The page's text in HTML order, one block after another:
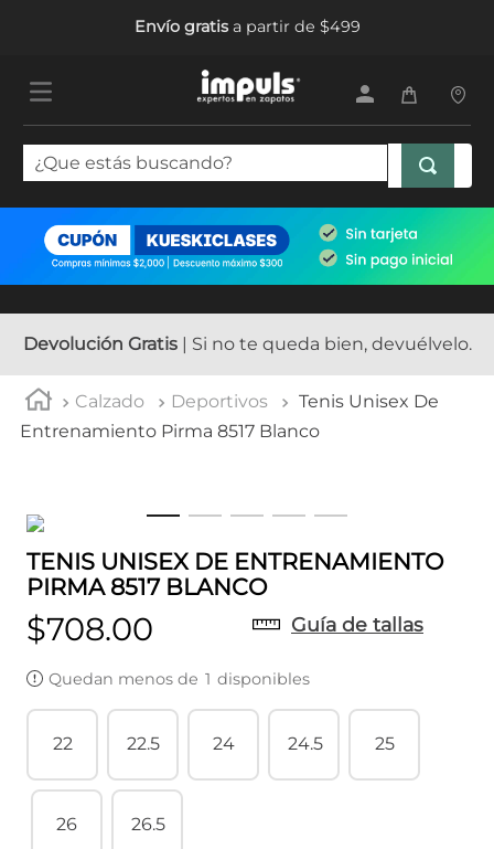
Envío gratisa partir de $499
¿Que estás buscando?
Devolución Gratis| Si no te queda bien, devuélvelo.
Calzado Deportivos
Tenis Unisex De
Entrenamiento Pirma 8517 Blanco
TENIS UNISEX DE ENTRENAMIENTO
PIRMA 8517 BLANCO
$708.00 Guía de tallas
Quedan menos de 1 disponibles
22 22.5 24 24.5 25
26 26.5
TÉRMINOS MÁS BUSCADOS
.
tenis mujer
tenis hombre
5. tenis